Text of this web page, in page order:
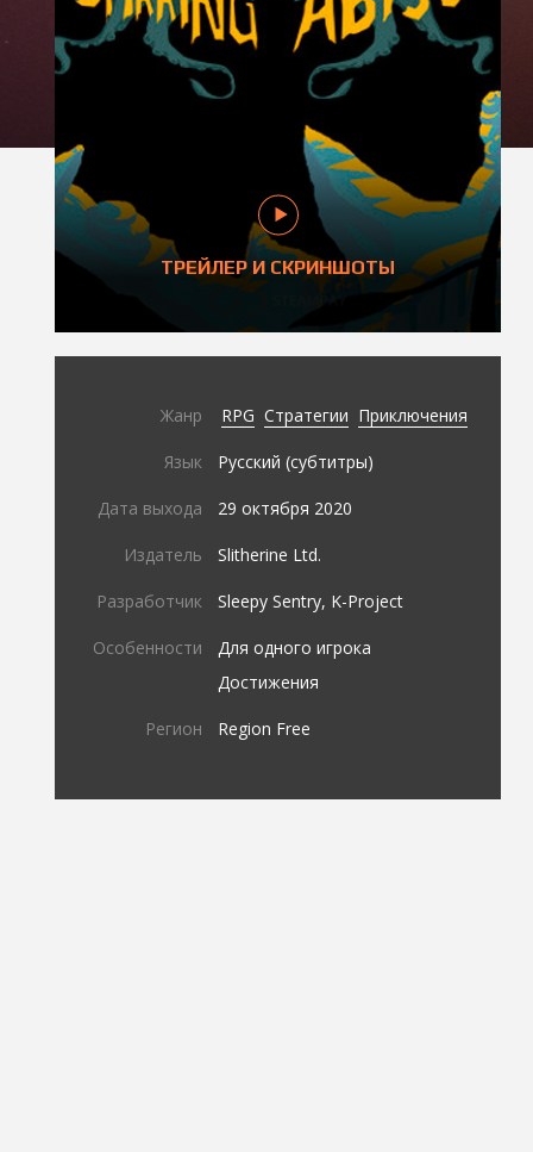
ТРЕЙЛЕР И СКРИНШОТЫ
Жанр RPG Стратегии Приключения
Язык Русский (субтитры)
Дата выхода 29 октября 2020
Издатель Slitherine Ltd.
Разработчик Sleepy Sentry, K-Project
Особенности
Для одного игрока
Достижения
Регион Region Free